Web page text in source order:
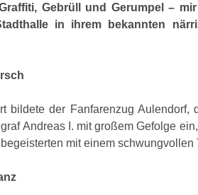
Gebrüll und Gerumpel –
in ihrem bekannten
bildete der Fanfarenzug
Andreas I. mit großem Gefolge
mit einem schwungvollen